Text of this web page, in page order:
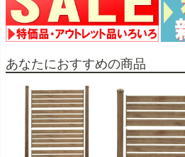
あなたにおすすめの商品